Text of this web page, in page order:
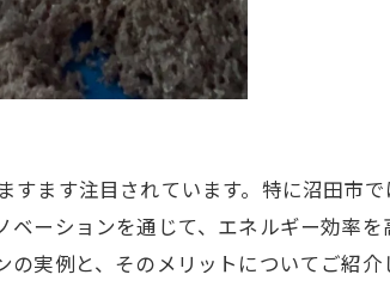
ます注目されています。特に沼田市
ーションを通じて、エネルギー効率
実例と、そのメリットについてご紹介